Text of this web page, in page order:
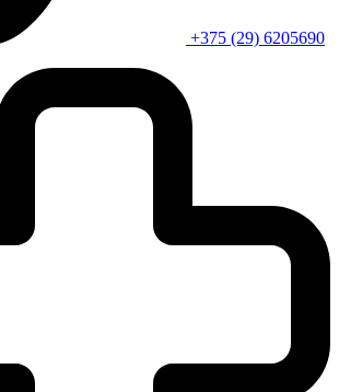
+375 (29) 6205690